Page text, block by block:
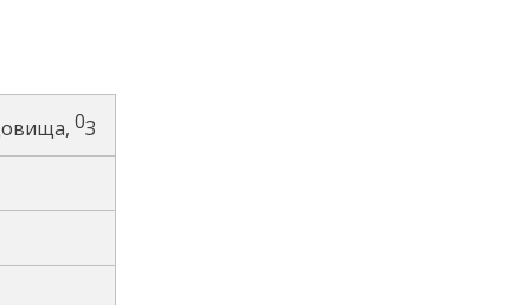
0З